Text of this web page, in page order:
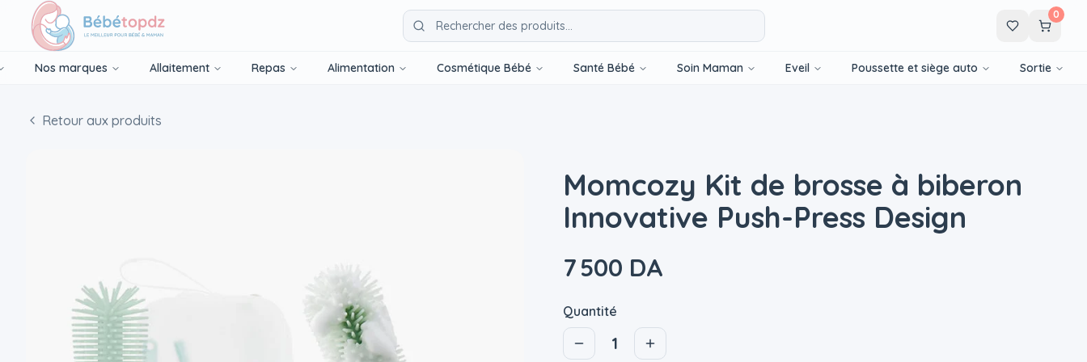
0
Nos marques Allaitement Repas Alimentation Cosmétique Bébé Santé Bébé Soin Maman Eveil Poussette et siège auto Sortie
Retour aux produits
Momcozy Kit de brosse à biberon
Innovative Push-Press Design
7 500 DA
Quantité
1